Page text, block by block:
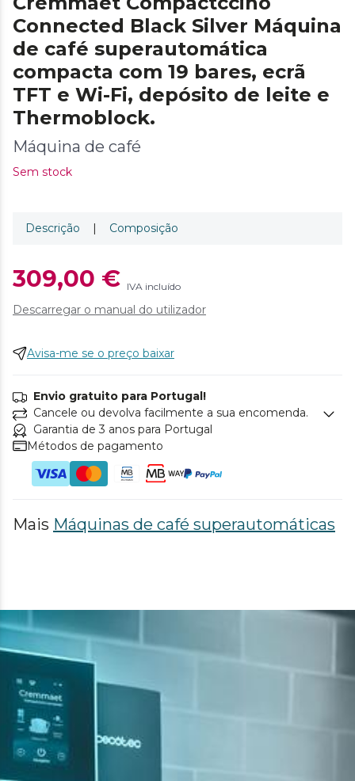
Connected Black Silver Máquina
de café superautomática
compacta com 19 bares, ecrã
TFT e Wi-Fi, depósito de leite e
Thermoblock.
Máquina de café
Sem stock
Descrição | Composição
309,00 € IVA incluído
Descarregar o manual do utilizador
Avisa-me se o preço baixar
Envio gratuito para Portugal!
Cancele ou devolva facilmente a sua encomenda.
Garantia de 3 anos para Portugal
Métodos de pagamento
Mais Máquinas de café superautomáticas